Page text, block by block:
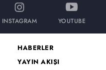
INSTAGRAM YOUTUBE
HABERLER
YAYIN AKIŞI